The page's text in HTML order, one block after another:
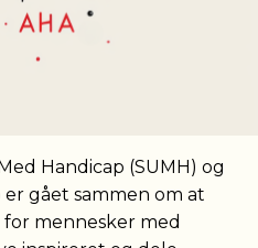
Handicap (SUMH) og
gået sammen om at
mennesker med